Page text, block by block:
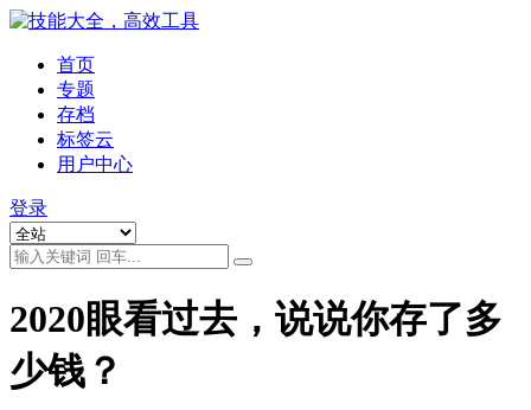
首页
专题
存档
标签云
用户中心
登录
2020眼看过去，说说你存了多
少钱？